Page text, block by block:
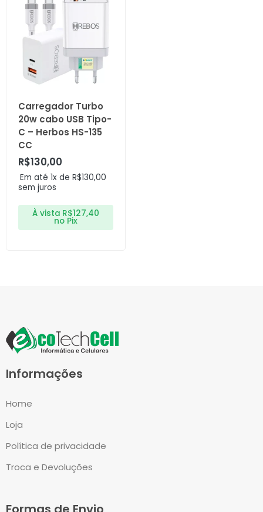
Carregador Turbo
20w cabo USB Tipo-
C – Herbos HS-135
CC
R$130,00
Em até 1x deR$130,00
sem juros
À vista R$127,40
no Pix
Informações
Home
Loja
Política de privacidade
Troca e Devoluções